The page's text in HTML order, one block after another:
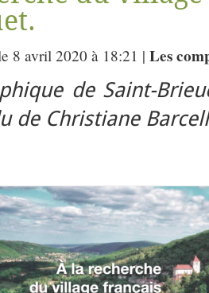
8 avril 2020 à 18:21 | Les
de Saint-
de Christiane